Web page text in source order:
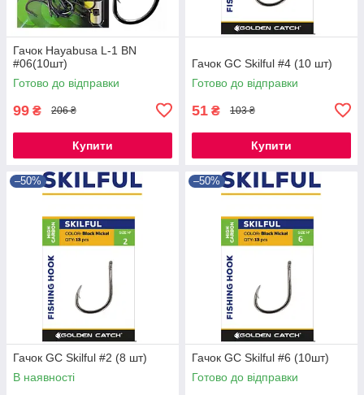
Гачок Hayabusa L-1 BN
#06(10шт)
Готово до відправки
99 ₴ 206 ₴
Купити
Гачок GC Skilful #4 (10 шт)
Готово до відправки
51 ₴ 103 ₴
Купити
–50%
Гачок GC Skilful #2 (8 шт)
В наявності
–50%
Гачок GC Skilful #6 (10шт)
Готово до відправки